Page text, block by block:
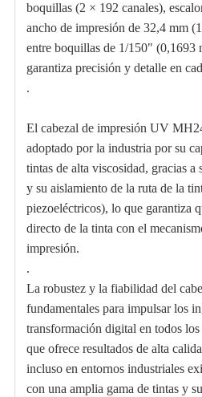
boquillas (2 × 192 canales),
ancho de impresión de 32,4 mm
entre boquillas de 1/150" (0,1693
garantiza precisión y detalle en
.
El cabezal de impresión UV
adoptado por la industria por su
tintas de alta viscosidad, gracias
y su aislamiento de la ruta de la
piezoeléctricos), lo que garantiza
directo de la tinta con el
impresión.
.
La robustez y la fiabilidad del
fundamentales para impulsar los
transformación digital en todos los
que ofrece resultados de alta
incluso en entornos industriales
con una amplia gama de tintas y